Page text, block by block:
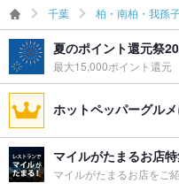
千葉 柏・南柏・我孫
夏のポイント還元祭
最大15,000ポイント還元
ホットペッパーグル
マイルがたまるお店特
マイルがたまるお店をご